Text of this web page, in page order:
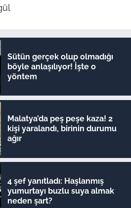
Sütün gerçek olup olmadığı
böyle anlaşılıyor! İşte o
yöntem
Malatya’da peş peşe kaza! 2
kişi yaralandı, birinin durumu
ağır
4 şef yanıtladı: Haşlanmış
yumurtayı buzlu suya almak
neden şart?